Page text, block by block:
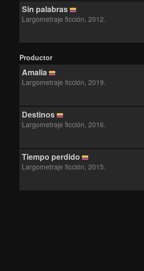
Sin palabras
Largometraje ficción, 2012.
Productor
Amalia
Largometraje ficción, 2019.
Destinos
Largometraje ficción, 2016.
Tiempo perdido
Largometraje ficción, 2015.